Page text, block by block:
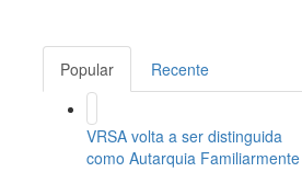
Popular Recente
VRSA volta a ser distinguida
como Autarquia Familiarmente